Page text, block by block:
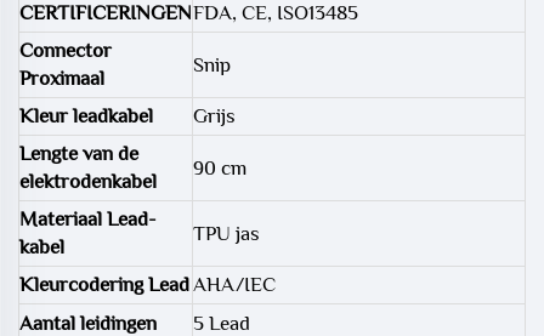
CERTIFICERINGENFDA, CE, ISO13485
Connector
Proximaal
Snip
Kleur leadkabel
Grijs
Lengte van de
elektrodenkabel
90 cm
Materiaal Lead-
kabel
TPU jas
Kleurcodering LeadAHA/IEC
Aantal leidingen
5 Lead